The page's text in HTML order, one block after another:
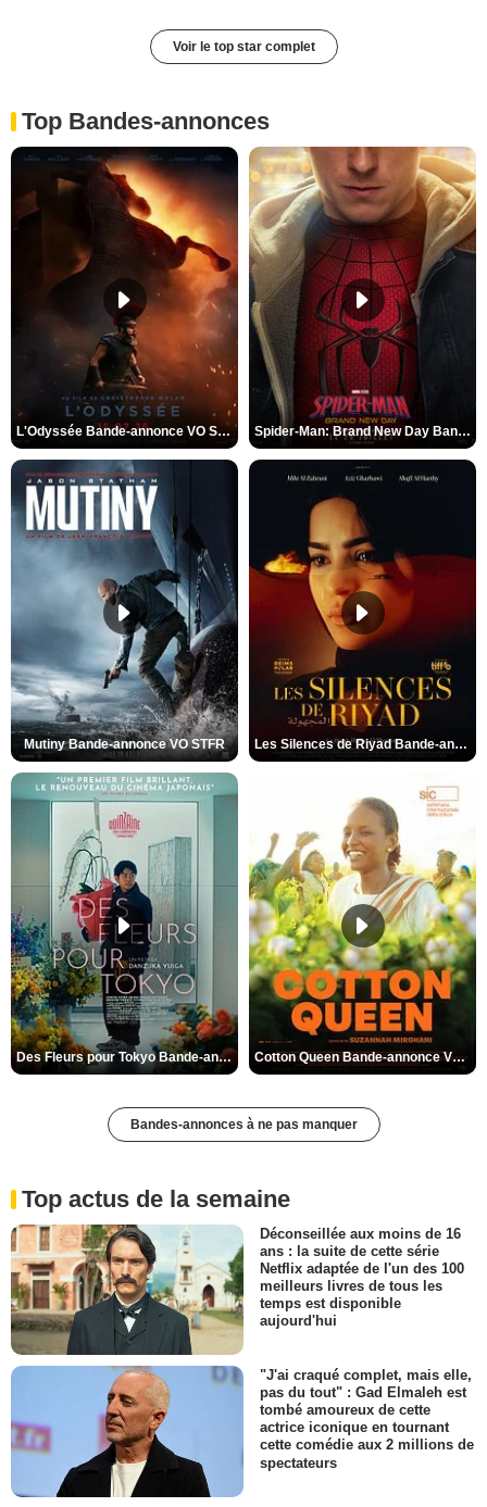
Voir le top star complet
Top Bandes-annonces
L'Odyssée Bande-annonce VO STFR Spider-Man: Brand New Day Bande-annonce VO STFR
Mutiny Bande-annonce VO STFR Les Silences de Riyad Bande-annonce VO STFR
Des Fleurs pour Tokyo Bande-annonce VO STFR Cotton Queen Bande-annonce VO STFR
Bandes-annonces à ne pas manquer
Top actus de la semaine
Déconseillée aux moins de 16
ans : la suite de cette série
Netflix adaptée de l'un des 100
meilleurs livres de tous les
temps est disponible
aujourd'hui
"J'ai craqué complet, mais elle,
pas du tout" : Gad Elmaleh est
tombé amoureux de cette
actrice iconique en tournant
cette comédie aux 2 millions de
spectateurs